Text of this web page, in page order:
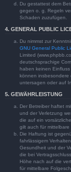
Du gestattest dem
gegen o. g. Regeln
Schaden zuzufügen.
4. GENERAL PUBLIC
Du nimmst zur
GNU General Public
Limited
deutschsprachige
haben keinen
können insbesondere
untersagen oder auf
5. GEWÄHRLEISTUNG
Der Betreiber haftet
und der Verletzung
die auf ein
gilt auch für
Die Haftung ist
fahrlässigem
Gesundheit und der
die bei
Höhe nach auf die
für mittelbare